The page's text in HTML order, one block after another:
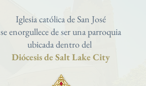
Iglesia católica de San José
se enorgullece de ser una parroquia
ubicada dentro del
Diócesis de Salt Lake City